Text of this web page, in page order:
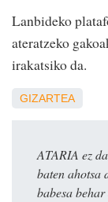
Lanbideko
ateratzeko
irakatsiko da.
GIZARTEA
ATARIA ez
baten ahotsa
babesa